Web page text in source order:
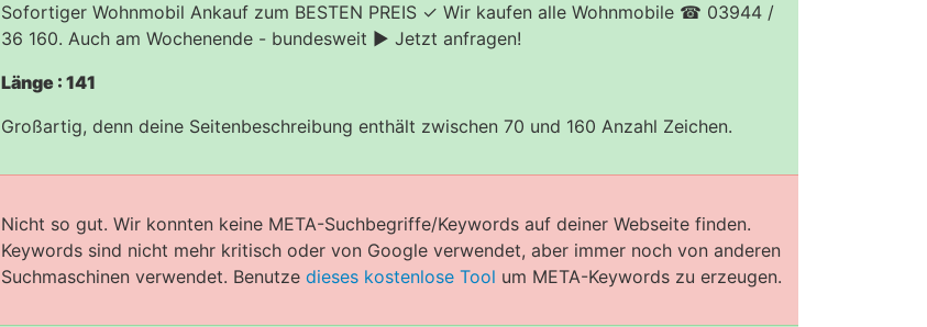
Sofortiger Wohnmobil Ankauf zum BESTEN PREIS ✓ Wir kaufen alle Wohnmobile ☎ 03944 /
36 160. Auch am Wochenende - bundesweit ► Jetzt anfragen!
Länge : 141
Großartig, denn deine Seitenbeschreibung enthält zwischen 70 und 160 Anzahl Zeichen.
Nicht so gut. Wir konnten keine META-Suchbegriffe/Keywords auf deiner Webseite finden.
Keywords sind nicht mehr kritisch oder von Google verwendet, aber immer noch von anderen
Suchmaschinen verwendet. Benutze dieses kostenlose Tool um META-Keywords zu erzeugen.